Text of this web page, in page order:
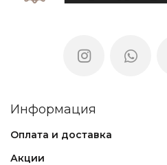
Информация
Оплата и доставка
Акции